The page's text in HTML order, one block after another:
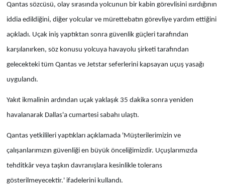
Qantas sözcüsü, olay sırasında yolcunun bir kabin görevlisini ısırdığının
iddia edildiğini, diğer yolcular ve mürettebatın görevliye yardım ettiğini
açıkladı. Uçak iniş yaptıktan sonra güvenlik güçleri tarafından
karşılanırken, söz konusu yolcuya havayolu şirketi tarafından
gelecekteki tüm Qantas ve Jetstar seferlerini kapsayan uçuş yasağı
uygulandı.
Yakıt ikmalinin ardından uçak yaklaşık 35 dakika sonra yeniden
havalanarak Dallas'a cumartesi sabahı ulaştı.
Qantas yetkilileri yaptıkları açıklamada 'Müşterilerimizin ve
çalışanlarımızın güvenliği en büyük önceliğimizdir. Uçuşlarımızda
tehditkâr veya taşkın davranışlara kesinlikle tolerans
gösterilmeyecektir.' ifadelerini kullandı.